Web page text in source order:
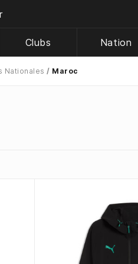
Clubs Nation
Nationales Maroc